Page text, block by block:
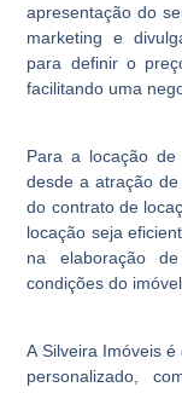
apresentação do
marketing e
para definir o
facilitando uma
Para a locação de
desde a atração
do contrato de
locação seja
na elaboração
condições do
A Silveira Imóveis
personalizado,